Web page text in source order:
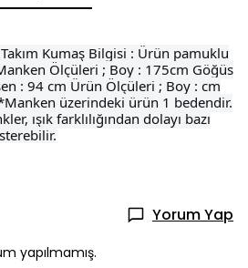
Kumaş Bilgisi : Ürün pamuklu
Ölçüleri ; Boy : 175cm Göğüs
: 94 cm Ürün Ölçüleri ; Boy : cm
üzerindeki ürün 1 bedendir.
ışık farklılığından dolayı bazı
Yorum Yap
yapılmamış.